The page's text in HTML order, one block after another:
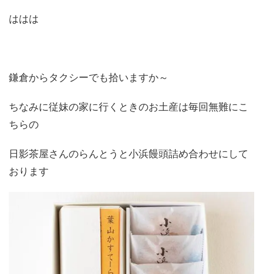
ははは
鎌倉からタクシーでも拾いますか～
ちなみに従妹の家に行くときのお土産は毎回無難にこ
ちらの
日影茶屋さんのらんとうと小浜饅頭詰め合わせにして
おります